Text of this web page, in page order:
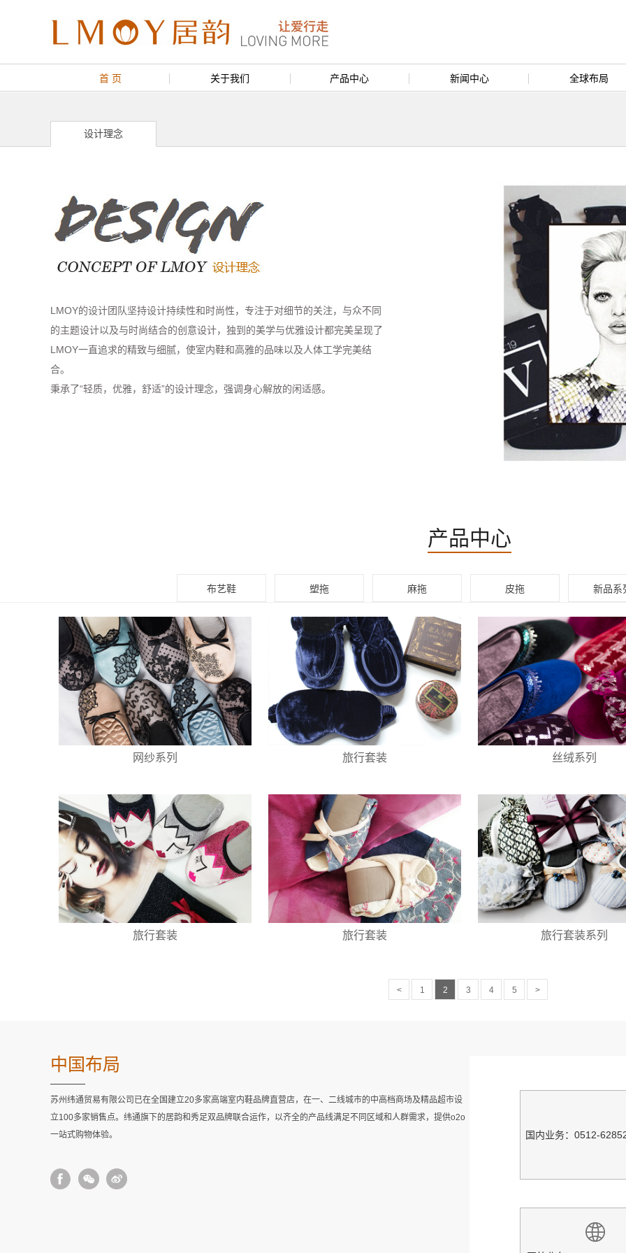
首 页 关于我们 产品中心 新闻中心 全球布局
设计理念
LMOY的设计团队坚持设计持续性和时尚性，专注于对细节的关注，与众不同
的主题设计以及与时尚结合的创意设计，独到的美学与优雅设计都完美呈现了
LMOY一直追求的精致与细腻，使室内鞋和高雅的品味以及人体工学完美结
合。
秉承了“轻质，优雅，舒适”的设计理念，强调身心解放的闲适感。
产品中心
布艺鞋 塑拖 麻拖 皮拖 新品系
网纱系列 旅行套装 丝绒系列
旅行套装 旅行套装 旅行套装系列
< 1 2 3 4 5 >
中国布局
苏州纬通贸易有限公司已在全国建立20多家高端室内鞋品牌直营店，在一、二线城市的中高档商场及精品超市设
立100多家销售点。纬通旗下的居韵和秀足双品牌联合运作，以齐全的产品线满足不同区域和人群需求，提供o2o
一站式购物体验。
国内业务：0512-